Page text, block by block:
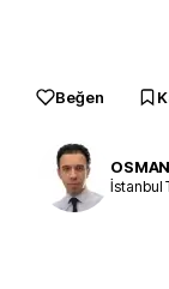
Beğen
İstanbul